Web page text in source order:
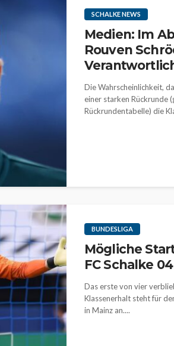
SCHALKE NEWS
Medien: Im
Rouven
Die Wahrscheinlichkeit,
einer starken Rückrunde
Rückrundentabelle) die
BUNDESLIGA
Mögliche
FC Schalke
Das erste von vier
Klassenerhalt steht für
in Mainz an....